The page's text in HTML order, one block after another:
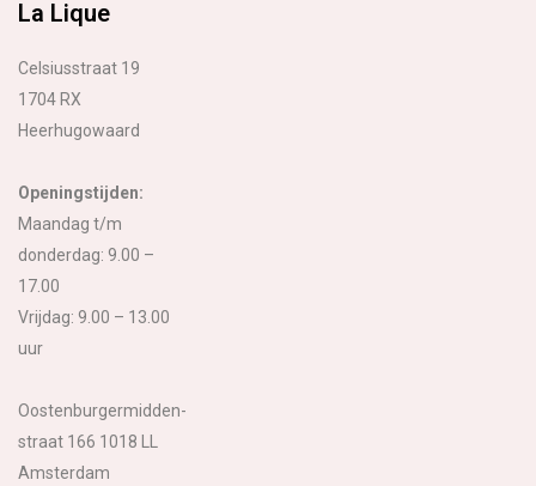
La Lique
Celsiusstraat 19
1704 RX
Heerhugowaard
Openingstijden:
Maandag t/m
donderdag: 9.00 –
17.00
Vrijdag: 9.00 – 13.00
uur
Oostenburgermidden-
straat 166 1018 LL
Amsterdam